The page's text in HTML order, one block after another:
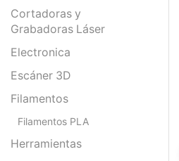
Cortadoras y
Grabadoras Láser
Electronica
Escáner 3D
Filamentos
Filamentos PLA
Herramientas